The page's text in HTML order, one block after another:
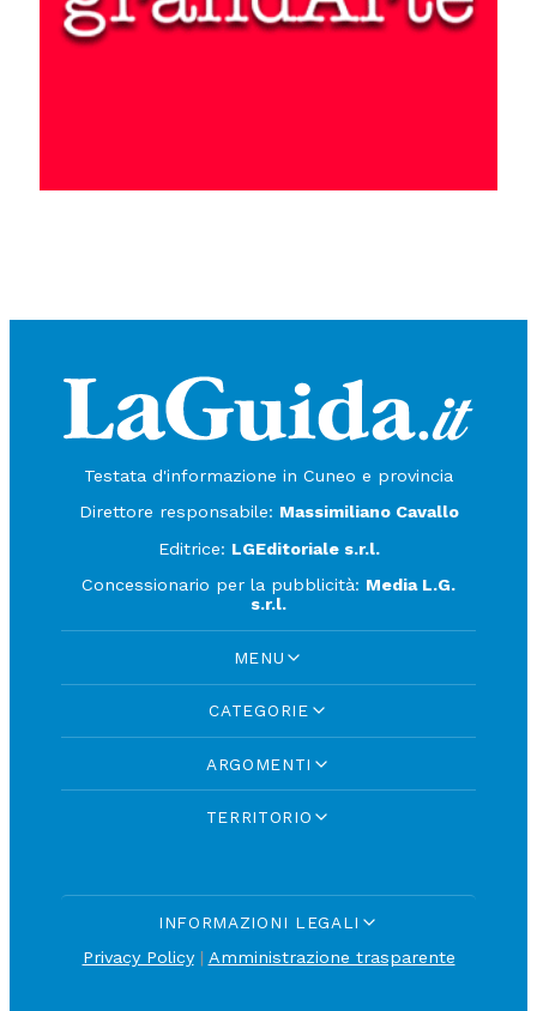
Testata d'informazione in Cuneo e provincia
Direttore responsabile: Massimiliano Cavallo
Editrice: LGEditoriale s.r.l.
Concessionario per la pubblicità: Media L.G.
s.r.l.
MENU
CATEGORIE
ARGOMENTI
TERRITORIO
INFORMAZIONI LEGALI
Privacy Policy| Amministrazione trasparente